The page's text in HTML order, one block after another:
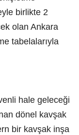
birlikte 2
olan Ankara
tabelalarıyla
hale geleceği
dönel kavşak
bir kavşak inşa